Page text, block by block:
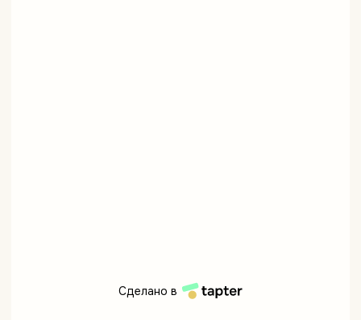
Сделано в